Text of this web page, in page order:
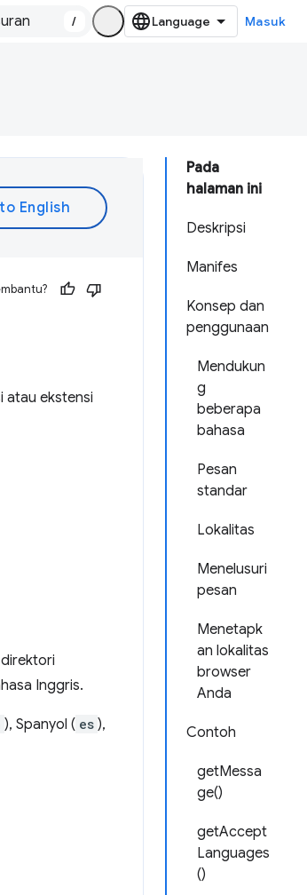
/ Masuk
Pada
halaman ini
Deskripsi
Manifes
Konsep dan
penggunaan
Mendukun
g
beberapa
bahasa
Pesan
standar
Lokalitas
Menelusuri
pesan
Menetapk
an lokalitas
browser
Anda
Contoh
getMessa
ge()
getAccept
Languages
()
atau ekstensi
Inggris.
), Spanyol ( es ),